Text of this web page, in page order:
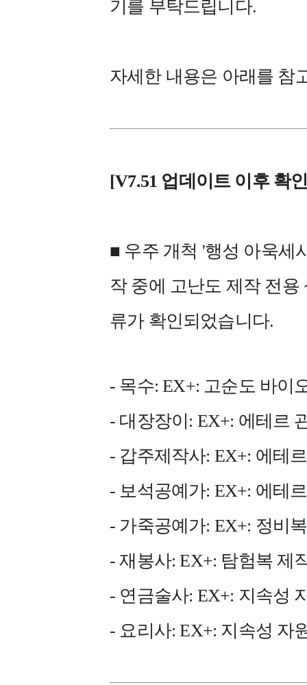
기를 부탁드립니다.
자세한 내용은 아래를 참
[V7.51 업데이트 이후 확
■ 우주 개척 '행성 아욱세
작 중에 고난도 제작 전
류가 확인되었습니다.
- 목수: EX+: 고순도 바이
- 대장장이: EX+: 에테르
- 갑주제작사: EX+: 에테
- 보석공예가: EX+: 에테
- 가죽공예가: EX+: 정비
- 재봉사: EX+: 탐험복 제
- 연금술사: EX+: 지속성
- 요리사: EX+: 지속성 자